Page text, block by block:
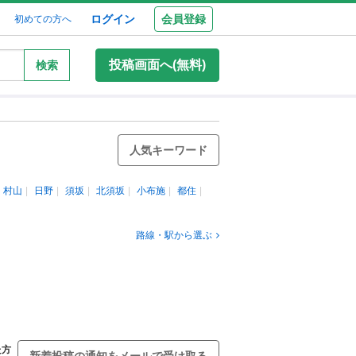
初めての方へ ログイン 会員登録
検索 投稿画面へ(無料)
人気キーワード
村山 日野 須坂 北須坂 小布施 都住
路線・駅から選ぶ